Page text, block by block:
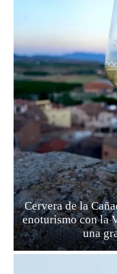
Cervera de la
enoturismo con la
una